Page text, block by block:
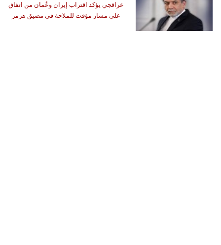
عراقجي يؤكد اقتراب إيران وعُمان من اتفاق
على مسار مؤقت للملاحة في مضيق هرمز